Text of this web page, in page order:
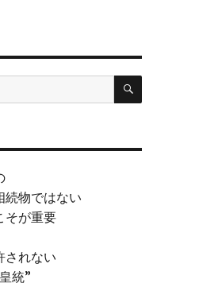
検
続物ではない
そが重要
されない
統”